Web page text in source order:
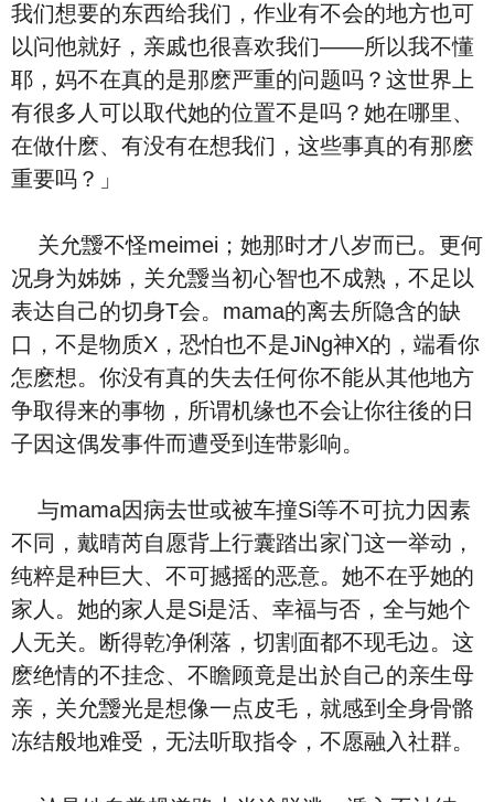
我们想要的东西给我们，作业有不会的地方也可
以问他就好，亲戚也很喜欢我们——所以我不懂
耶，妈不在真的是那麽严重的问题吗？这世界上
有很多人可以取代她的位置不是吗？她在哪里、
在做什麽、有没有在想我们，这些事真的有那麽
重要吗？」
关允靉不怪meimei；她那时才八岁而已。更何
况身为姊姊，关允靉当初心智也不成熟，不足以
表达自己的切身T会。mama的离去所隐含的缺
口，不是物质X，恐怕也不是JiNg神X的，端看你
怎麽想。你没有真的失去任何你不能从其他地方
争取得来的事物，所谓机缘也不会让你往後的日
子因这偶发事件而遭受到连带影响。
与mama因病去世或被车撞Si等不可抗力因素
不同，戴晴芮自愿背上行囊踏出家门这一举动，
纯粹是种巨大、不可撼摇的恶意。她不在乎她的
家人。她的家人是Si是活、幸福与否，全与她个
人无关。断得乾净俐落，切割面都不现毛边。这
麽绝情的不挂念、不瞻顾竟是出於自己的亲生母
亲，关允靉光是想像一点皮毛，就感到全身骨骼
冻结般地难受，无法听取指令，不愿融入社群。